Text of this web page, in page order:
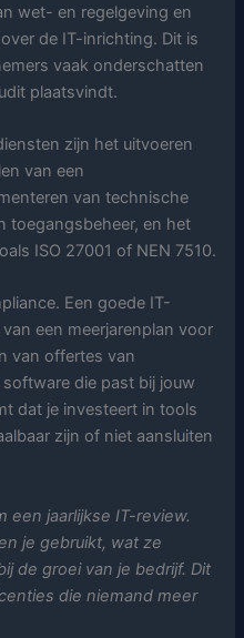
wet- en regelgeving en
de IT-inrichting. Dit is
vaak onderschatten
plaatsvindt.
zijn het uitvoeren
van een
van technische
toegangsbeheer, en het
ISO 27001 of NEN 7510.
Een goede IT-
een meerjarenplan voor
van offertes van
die past bij jouw
dat je investeert in tools
zijn of niet aansluiten
een jaarlijkse IT-review.
je gebruikt, wat ze
de groei van je bedrijf. Dit
die niemand meer